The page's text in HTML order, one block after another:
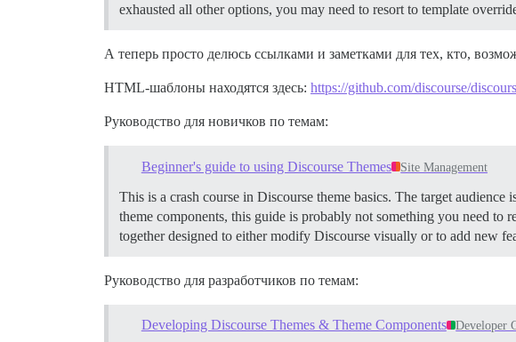
exhausted all other options, you may need to resort to template
А теперь просто делюсь ссылками и заметками для тех, кто,
HTML-шаблоны находятся здесь: https://github.com/discourse/
Руководство для новичков по темам:
Beginner's guide to using Discourse Themes Site Management
This is a crash course in Discourse theme basics. The target
theme components, this guide is probably not something you need to
together designed to either modify Discourse visually or to add new
Руководство для разработчиков по темам:
Developing Discourse Themes & Theme Components Developer